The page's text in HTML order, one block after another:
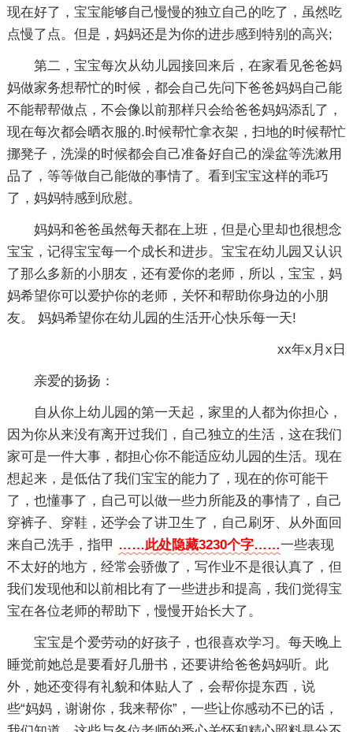
现在好了，宝宝能够自己慢慢的独立自己的吃了，虽然吃
点慢了点。但是，妈妈还是为你的进步感到特别的高兴;
第二，宝宝每次从幼儿园接回来后，在家看见爸爸妈
妈做家务想帮忙的时候，都会自己先问下爸爸妈妈自己能
不能帮帮做点，不会像以前那样只会给爸爸妈妈添乱了，
现在每次都会晒衣服的.时候帮忙拿衣架，扫地的时候帮忙
挪凳子，洗澡的时候都会自己准备好自己的澡盆等洗漱用
品了，等等做自己能做的事情了。看到宝宝这样的乖巧
了，妈妈特感到欣慰。
妈妈和爸爸虽然每天都在上班，但是心里却也很想念
宝宝，记得宝宝每一个成长和进步。宝宝在幼儿园又认识
了那么多新的小朋友，还有爱你的老师，所以，宝宝，妈
妈希望你可以爱护你的老师，关怀和帮助你身边的小朋
友。 妈妈希望你在幼儿园的生活开心快乐每一天!
xx年x月x日
亲爱的扬扬：
自从你上幼儿园的第一天起，家里的人都为你担心，
因为你从来没有离开过我们，自己独立的生活，这在我们
家可是一件大事，都担心你不能适应幼儿园的生活。现在
想起来，是低估了我们宝宝的能力了，现在的你可能干
了，也懂事了，自己可以做一些力所能及的事情了，自己
穿裤子、穿鞋，还学会了讲卫生了，自己刷牙、从外面回
来自己洗手，指甲 ……此处隐藏3230个字……一些表现
不太好的地方，经常会骄傲了，写作业不是很认真了，但
我们发现他和以前相比有了一些进步和提高，我们觉得宝
宝在各位老师的帮助下，慢慢开始长大了。
宝宝是个爱劳动的好孩子，也很喜欢学习。每天晚上
睡觉前她总是要看好几册书，还要讲给爸爸妈妈听。此
外，她还变得有礼貌和体贴人了，会帮你提东西，说
些“妈妈，谢谢你，我来帮你”，一些让你感动不已的话，